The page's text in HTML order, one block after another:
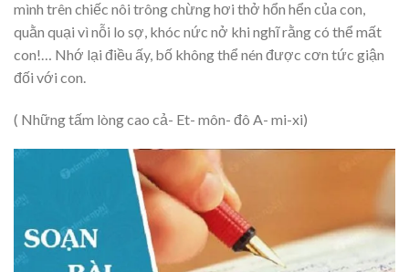
mình trên chiếc nôi trông chừng hơi thở hổn hển của con,
quằn quại vì nỗi lo sợ, khóc nức nở khi nghĩ rằng có thể mất
con!… Nhớ lại điều ấy, bố không thể nén được cơn tức giận
đối với con.
( Những tấm lòng cao cả- Et- môn- đô A- mi-xi)